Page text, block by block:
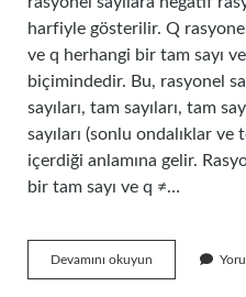
harfiyle gösterilir. Q rasyonel
ve q herhangi bir tam sayı
biçimindedir. Bu, rasyonel
sayıları, tam sayıları, tam
sayıları (sonlu ondalıklar
içerdiği anlamına gelir.
bir tam sayı ve q ≠…
Devamını okuyun
Hangi